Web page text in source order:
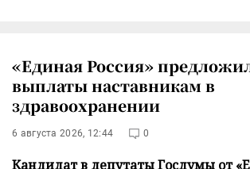
«Единая Россия»
выплаты наставникам в
здравоохранении
6 августа 2026, 12:44 0
Кандидат в депутаты Госдумы от